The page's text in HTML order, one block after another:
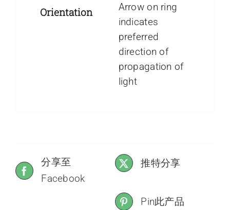
Orientation
Arrow on ring
indicates
preferred
direction of
propagation of
light
分享至
Facebook
推特分享
Pin此产品